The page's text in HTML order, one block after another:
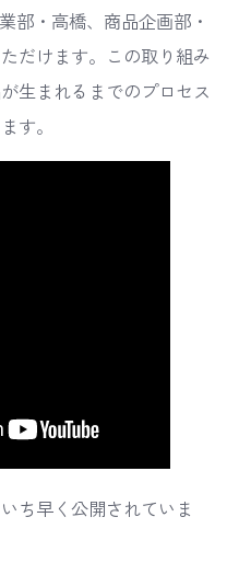
部・高橋、商品企画部・
だけます。この取り組み
生まれるまでのプロセス
す。
ち早く公開されていま